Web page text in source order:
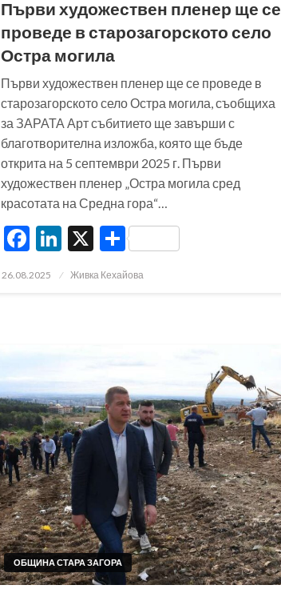
Първи художествен пленер ще се
проведе в старозагорското село
Остра могила
Първи художествен пленер ще се проведе в
старозагорското село Остра могила, съобщиха
за ЗАРАТА Арт събитието ще завърши с
благотворителна изложба, която ще бъде
открита на 5 септември 2025 г. Първи
художествен пленер „Остра могила сред
красотата на Средна гора“…
Facebook
LinkedIn
X Share
Posted
26.08.2025 Живка Кехайова
ОБЩИНА СТАРА ЗАГОРА